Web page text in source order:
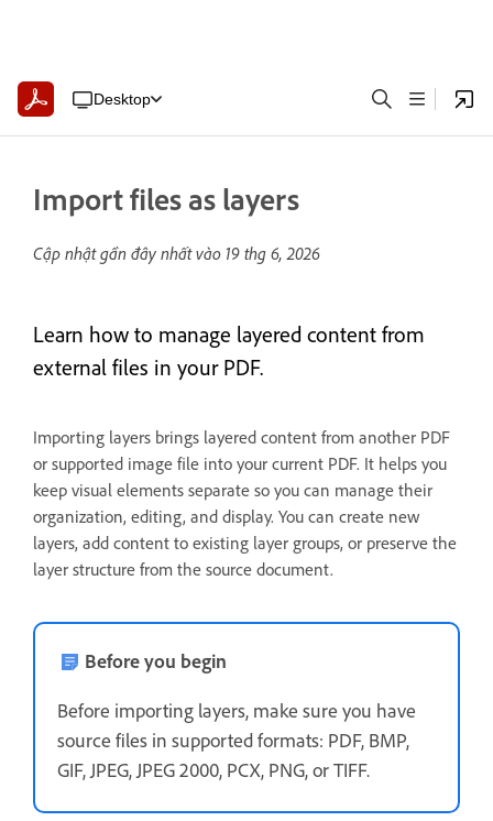
Desktop
Import files as layers
Cập nhật gần đây nhất vào 19 thg 6, 2026
Learn how to manage layered content from
external files in your PDF.
Importing layers brings layered content from another PDF
or supported image file into your current PDF. It helps you
keep visual elements separate so you can manage their
organization, editing, and display. You can create new
layers, add content to existing layer groups, or preserve the
layer structure from the source document.
Before you begin
Before importing layers, make sure you have
source files in supported formats: PDF, BMP,
GIF, JPEG, JPEG 2000, PCX, PNG, or TIFF.